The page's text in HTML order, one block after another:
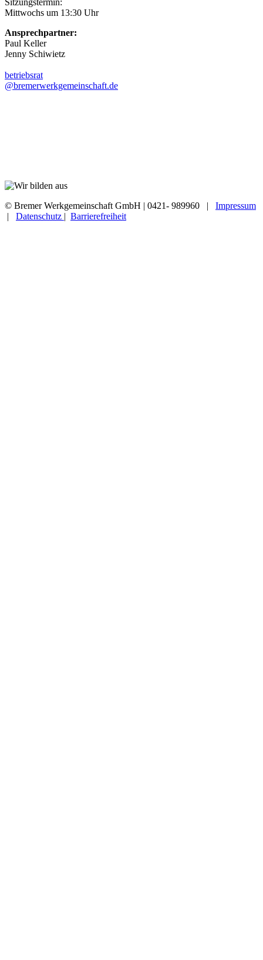
Mittwochs um 13:30 Uhr
Ansprechpartner:
Paul Keller
Jenny Schiwietz
betriebsrat
@bremerwerkgemeinschaft.de
© Bremer Werkgemeinschaft GmbH | 0421- 989960 | Impressum
| Datenschutz | Barrierefreiheit